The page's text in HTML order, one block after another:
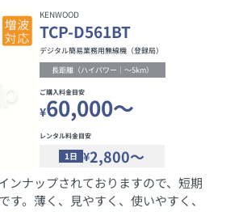
KENWOOD
TCP-D561BT
デジタル簡易業務用無線機（登録局）
長距離（ハイパワー｜～5km）
ご購入料金目安
¥60,000～
レンタル料金目安
1日 ¥2,800～
ンナップされておりますので、短期
す。薄く、見やすく、使いやすく、